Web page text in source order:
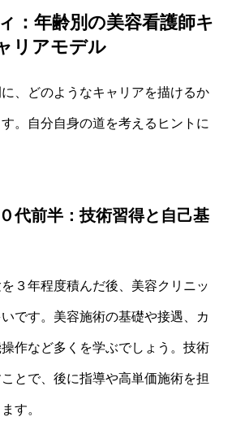
：年齢別の美容看護師キ
リアモデル
、どのようなキャリアを描けるか
。自分自身の道を考えるヒントに
代前半：技術習得と自己基
３年程度積んだ後、美容クリニッ
です。美容施術の基礎や接遇、カ
作など多くを学ぶでしょう。技術
とで、後に指導や高単価施術を担
す。